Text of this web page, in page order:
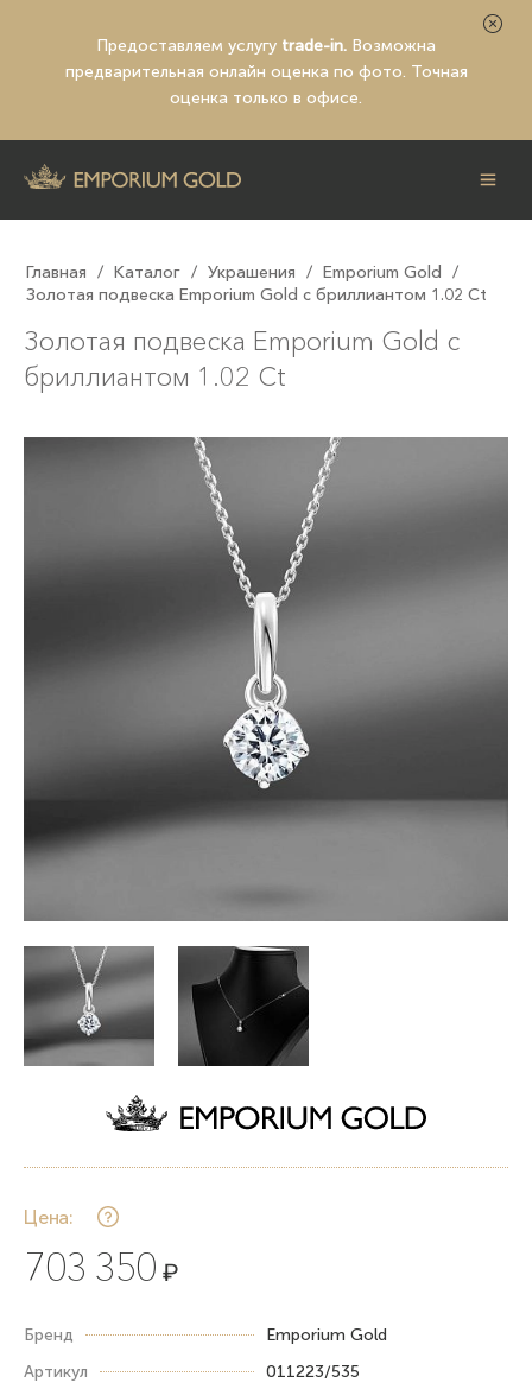
Предоставляем услугу trade-in. Возможна
предварительная онлайн оценка по фото. Точная
оценка только в офисе.
Главная / Каталог / Украшения / Emporium Gold /
Золотая подвеска Emporium Gold с бриллиантом 1.02 Ct
Золотая подвеска Emporium Gold с
бриллиантом 1.02 Ct
Цена:
703 350 ₽
Бренд
Emporium Gold
Артикул
011223/535